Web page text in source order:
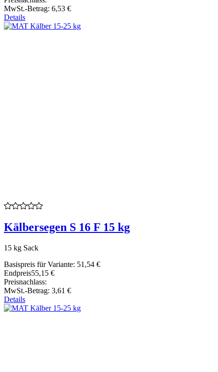
MwSt.-Betrag: 6,53 €
Details
Kälbersegen S 16 F 15 kg
15 kg Sack
Basispreis für Variante: 51,54 €
Endpreis55,15 €
Preisnachlass:
MwSt.-Betrag: 3,61 €
Details